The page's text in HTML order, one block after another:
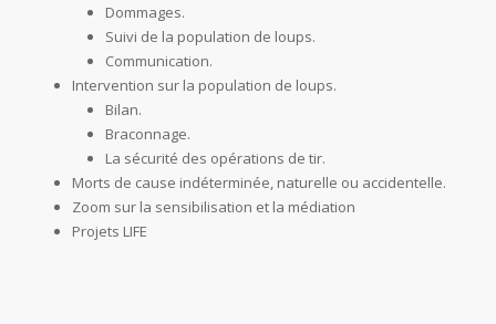
Dommages.
Suivi de la population de loups.
Communication.
Intervention sur la population de loups.
Bilan.
Braconnage.
La sécurité des opérations de tir.
Morts de cause indéterminée, naturelle ou accidentelle.
Zoom sur la sensibilisation et la médiation
Projets LIFE